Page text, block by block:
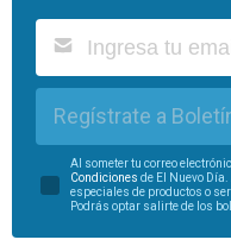
Regístrate a
Al someter tu correo
Condiciones de El Nuevo
especiales de productos o
Podrás optar salirte de los